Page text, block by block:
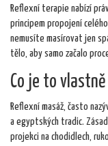
Reflexní terapie nabízí
principem propojení
nemusíte masírovat jen
tělo, aby samo začalo
Co je to
Reflexní masáž, často
a egyptských tradic.
projekci na chodidlech,